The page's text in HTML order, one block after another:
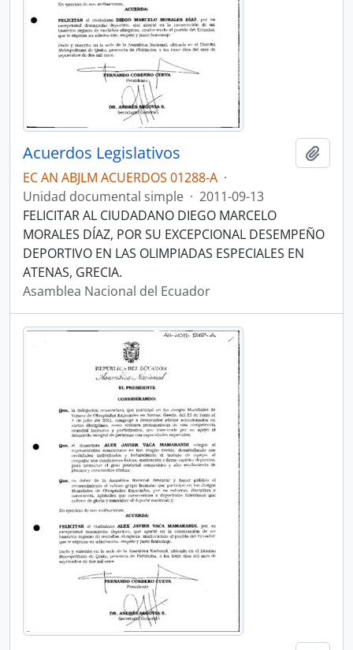
Acuerdos Legislativos
EC AN ABJLM ACUERDOS 01288-A ·
Unidad documental simple · 2011-09-13
FELICITAR AL CIUDADANO DIEGO MARCELO
MORALES DÍAZ, POR SU EXCEPCIONAL DESEMPEÑO
DEPORTIVO EN LAS OLIMPIADAS ESPECIALES EN
ATENAS, GRECIA.
Asamblea Nacional del Ecuador